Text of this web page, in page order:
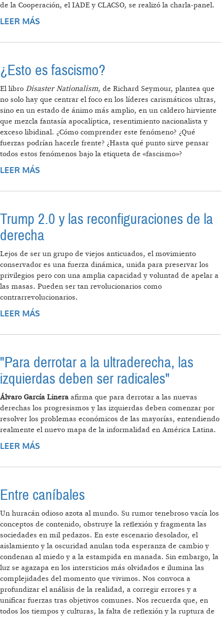
de la Cooperación, el IADE y CLACSO, se realizó la charla-panel.
LEER MÁS
ACTUALIDAD
¿Esto es fascismo?
El libro Disaster Nationalism, de Richard Seymour, plantea que
no solo hay que centrar el foco en los líderes carismáticos ultras,
sino en un estado de ánimo más amplio, en un caldero hirviente
que mezcla fantasía apocalíptica, resentimiento nacionalista y
exceso libidinal. ¿Cómo comprender este fenómeno? ¿Qué
fuerzas podrían hacerle frente? ¿Hasta qué punto sirve pensar
todos estos fenómenos bajo la etiqueta de «fascismo»?
LEER MÁS
Trump 2.0 y las reconfiguraciones de la
derecha
Lejos de ser un grupo de viejos anticuados, el movimiento
conservador es una fuerza dinámica, unida para preservar los
privilegios pero con una amplia capacidad y voluntad de apelar a
las masas. Pueden ser tan revolucionarios como
contrarrevolucionarios.
LEER MÁS
"Para derrotar a la ultraderecha, las
izquierdas deben ser radicales"
Álvaro García Linera afirma que para derrotar a las nuevas
derechas los progresismos y las izquierdas deben comenzar por
resolver los problemas económicos de las mayorías, entendiendo
realmente el nuevo mapa de la informalidad en América Latina.
LEER MÁS
SER RADICALES"
Entre caníbales
Un huracán odioso azota al mundo. Su rumor tenebroso vacía los
conceptos de contenido, obstruye la reflexión y fragmenta las
sociedades en mil pedazos. En este escenario desolador, el
aislamiento y la oscuridad anulan toda esperanza de cambio y
condenan al miedo y a la estampida en manada. Sin embargo, la
luz se agazapa en los intersticios más olvidados e ilumina las
complejidades del momento que vivimos. Nos convoca a
profundizar el análisis de la realidad, a corregir errores y a
unificar fuerzas tras objetivos comunes. Nos recuerda que, en
todos los tiempos y culturas, la falta de reflexión y la ruptura de